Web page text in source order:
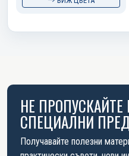
НЕ
СПЕЦИАЛНИ
Получавайте полезни